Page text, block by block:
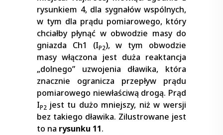
rysunkiem 4, dla sygnałów wspólnych,
w tym dla prądu pomiarowego, który
chciałby płynąć w obwodzie masy do
gniazda Ch1 (IP2), w tym obwodzie
masy włączona jest duża reaktancja
„dolnego” uzwojenia dławika, która
znacznie ogranicza przepływ prądu
pomiarowego niewłaściwą drogą. Prąd
IP2jest tu dużo mniejszy, niż w wersji
bez takiego dławika. Zilustrowane jest
to na rysunku 11.